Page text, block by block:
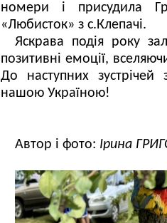
номери і присудила
«Любисток» з с.Клепачі.
Яскрава подія року
позитивні емоції,
До наступних
нашою Україною!
Автор і фото: Ірина